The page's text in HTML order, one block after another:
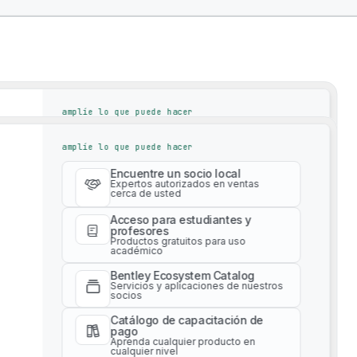
amplíe lo que puede hacer
Expertos autorizados en ventas
Acceso para estudiantes y
profesores
Productos gratuitos para uso
académico
Bentley Ecosystem Catalog
Servicios y aplicaciones de nuestros
socios
Catálogo de capacitación de
pago
Aprenda cualquier producto en
cualquier nivel
Servicios profesionales
Obtenga asesoría experta para su
amplíe lo que puede hacer
Encuentre un socio local
Expertos autorizados en ventas
cerca de usted
Acceso para estudiantes y
profesores
Productos gratuitos para uso
académico
Bentley Ecosystem Catalog
Servicios y aplicaciones de nuestros
socios
Catálogo de capacitación de
pago
Aprenda cualquier producto en
cualquier nivel
la reunión de primavera de AASHTO
un
de
preparatoria
para
906 Bridge Co. de Michigan